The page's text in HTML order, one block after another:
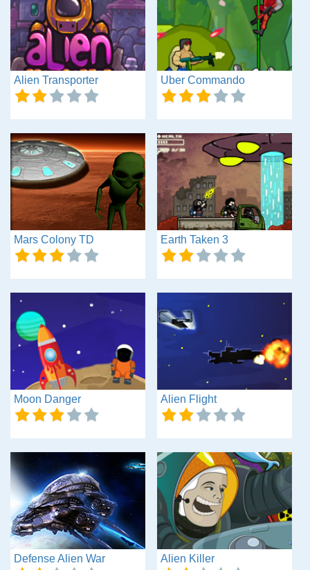
Alien Transporter Uber Commando
Mars Colony TD Earth Taken 3
Moon Danger Alien Flight
Defense Alien War Alien Killer